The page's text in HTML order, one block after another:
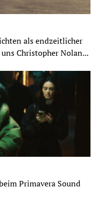
als endzeitlicher
Christopher Nolan...
Primavera Sound